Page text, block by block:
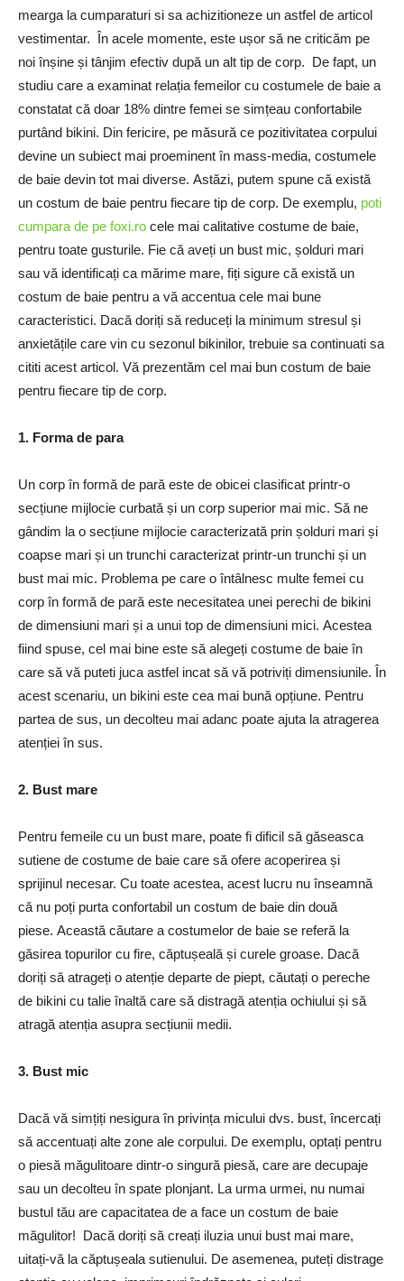
mearga la cumparaturi si sa achizitioneze un astfel de articol
vestimentar. În acele momente, este ușor să ne criticăm pe
noi înșine și tânjim efectiv după un alt tip de corp. De fapt, un
studiu care a examinat relația femeilor cu costumele de baie a
constatat că doar 18% dintre femei se simțeau confortabile
purtând bikini. Din fericire, pe măsură ce pozitivitatea corpului
devine un subiect mai proeminent în mass-media, costumele
de baie devin tot mai diverse. Astăzi, putem spune că există
un costum de baie pentru fiecare tip de corp. De exemplu, poti
cumpara de pe foxi.ro cele mai calitative costume de baie,
pentru toate gusturile. Fie că aveți un bust mic, șolduri mari
sau vă identificați ca mărime mare, fiți sigure că există un
costum de baie pentru a vă accentua cele mai bune
caracteristici. Dacă doriți să reduceți la minimum stresul și
anxietățile care vin cu sezonul bikinilor, trebuie sa continuati sa
cititi acest articol. Vă prezentăm cel mai bun costum de baie
pentru fiecare tip de corp.
1. Forma de para
Un corp în formă de pară este de obicei clasificat printr-o
secțiune mijlocie curbată și un corp superior mai mic. Să ne
gândim la o secțiune mijlocie caracterizată prin șolduri mari și
coapse mari și un trunchi caracterizat printr-un trunchi și un
bust mai mic. Problema pe care o întâlnesc multe femei cu
corp în formă de pară este necesitatea unei perechi de bikini
de dimensiuni mari și a unui top de dimensiuni mici. Acestea
fiind spuse, cel mai bine este să alegeți costume de baie în
care să vă puteti juca astfel incat să vă potriviți dimensiunile. În
acest scenariu, un bikini este cea mai bună opțiune. Pentru
partea de sus, un decolteu mai adanc poate ajuta la atragerea
atenției în sus.
2. Bust mare
Pentru femeile cu un bust mare, poate fi dificil să găseasca
sutiene de costume de baie care să ofere acoperirea și
sprijinul necesar. Cu toate acestea, acest lucru nu înseamnă
că nu poți purta confortabil un costum de baie din două
piese. Această căutare a costumelor de baie se referă la
găsirea topurilor cu fire, căptușeală și curele groase. Dacă
doriți să atrageți o atenție departe de piept, căutați o pereche
de bikini cu talie înaltă care să distragă atenția ochiului și să
atragă atenția asupra secțiunii medii.
3. Bust mic
Dacă vă simțiți nesigura în privința micului dvs. bust, încercați
să accentuați alte zone ale corpului. De exemplu, optați pentru
o piesă măgulitoare dintr-o singură piesă, care are decupaje
sau un decolteu în spate plonjant. La urma urmei, nu numai
bustul tău are capacitatea de a face un costum de baie
măgulitor! Dacă doriți să creați iluzia unui bust mai mare,
uitați-vă la căptușeala sutienului. De asemenea, puteți distrage